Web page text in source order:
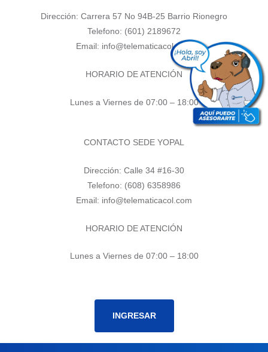
Dirección: Carrera 57 No 94B-25 Barrio Rionegro
Telefono: (601) 2189672
Email: info@telematicacol.com
HORARIO DE ATENCIÓN
Lunes a Viernes de 07:00 – 18:00
CONTACTO SEDE YOPAL
Dirección: Calle 34 #16-30
Telefono: (608) 6358986
Email: info@telematicacol.com
HORARIO DE ATENCIÓN
Lunes a Viernes de 07:00 – 18:00
INGRESAR